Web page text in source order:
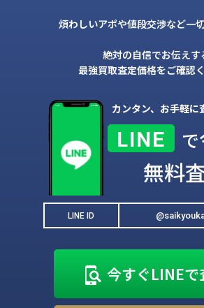
煩わしいアポや値段交渉など一
絶対の自信でお伝えす
最強買取査定価格をご確認
カンタン、お手軽に
LINE で
無料
LINE ID
今すぐLINEで